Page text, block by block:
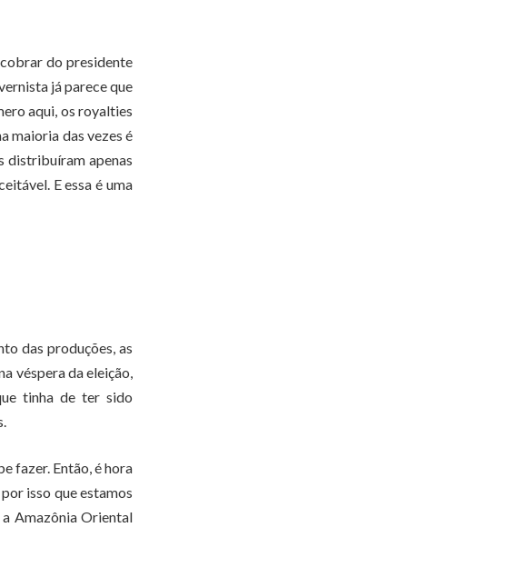
do presidente
já parece que
aqui, os royalties
maioria das vezes é
distribuíram apenas
E essa é uma
das produções, as
véspera da eleição,
tinha de ter sido
fazer. Então, é hora
isso que estamos
Amazônia Oriental